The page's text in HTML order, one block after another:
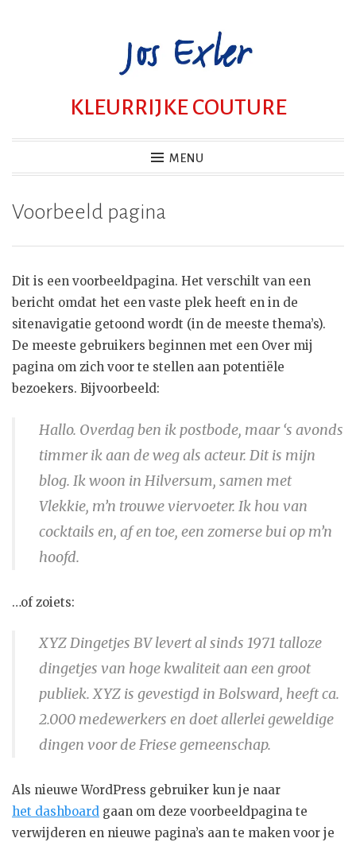
KLEURRIJKE COUTURE
MENU
Voorbeeld pagina
Dit is een voorbeeldpagina. Het verschilt van een
bericht omdat het een vaste plek heeft en in de
sitenavigatie getoond wordt (in de meeste thema’s).
De meeste gebruikers beginnen met een Over mij
pagina om zich voor te stellen aan potentiële
bezoekers. Bijvoorbeeld:
Hallo. Overdag ben ik postbode, maar ‘s avonds
timmer ik aan de weg als acteur. Dit is mijn
blog. Ik woon in Hilversum, samen met
Vlekkie, m’n trouwe viervoeter. Ik hou van
cocktails en, af en toe, een zomerse bui op m’n
hoofd.
…of zoiets:
XYZ Dingetjes BV levert al sinds 1971 talloze
dingetjes van hoge kwaliteit aan een groot
publiek. XYZ is gevestigd in Bolsward, heeft ca.
2.000 medewerkers en doet allerlei geweldige
dingen voor de Friese gemeenschap.
Als nieuwe WordPress gebruiker kun je naar
het dashboard gaan om deze voorbeeldpagina te
verwijderen en nieuwe pagina’s aan te maken voor je